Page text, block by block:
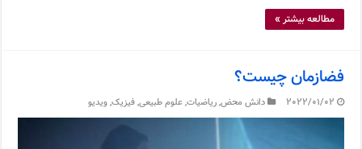
مطالعه بیشتر »
فضازمان چیست؟
2022/01/02 دانش محض,ریاضیات,علوم طبیعی,فیزیک,ویدیو